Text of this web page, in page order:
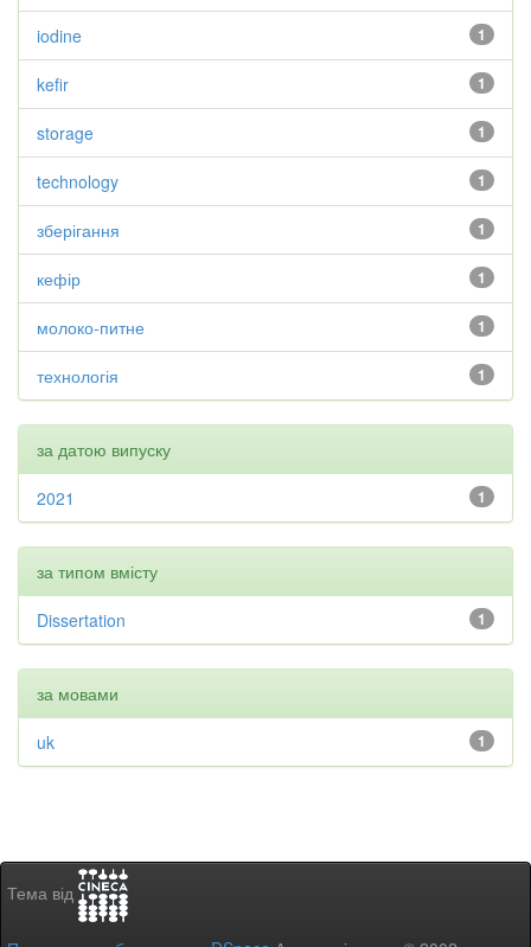
1
iodine
1
kefir
1
storage
1
technology
1
зберігання
1
кефір
1
молоко-питне
1
технологія
за датою випуску
1
2021
за типом вмісту
1
Dissertation
за мовами
1
uk
Тема від